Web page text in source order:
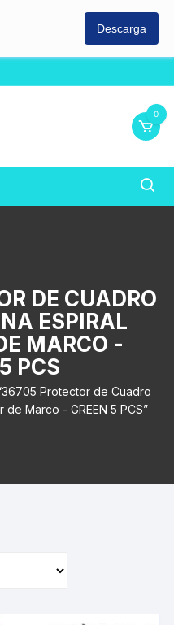
Descarga
0
DE CUADRO
ESPIRAL
MARCO -
PCS
Protector de Cuadro
Marco - GREEN 5 PCS”